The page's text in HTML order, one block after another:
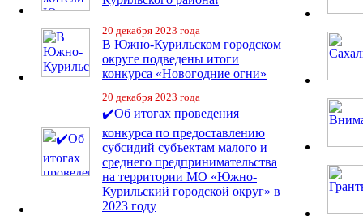
20 декабря 2023 года
В Южно-Курильском городском
округе подведены итоги
конкурса «Новогодние огни»
20 декабря 2023 года
✔️Об итогах проведения
конкурса по предоставлению
субсидий субъектам малого и
среднего предпринимательства
на территории МО «Южно-
Курильский городской округ» в
2023 году